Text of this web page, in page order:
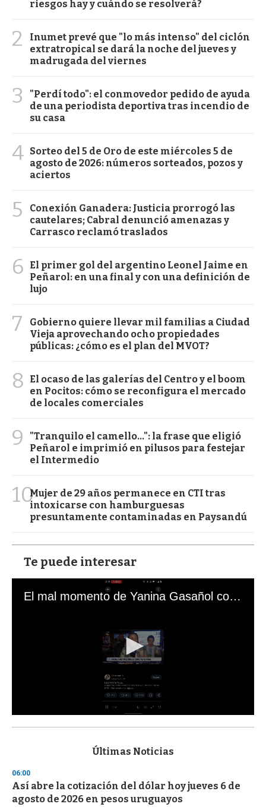
riesgos hay y cuándo se resolverá?
2
Inumet prevé que "lo más intenso" del ciclón
extratropical se dará la noche del jueves y
madrugada del viernes
3
"Perdí todo": el conmovedor pedido de ayuda
de una periodista deportiva tras incendio de
su casa
4 Sorteo del 5 de Oro de este miércoles 5 de
agosto de 2026: números sorteados, pozos y
aciertos
5
Conexión Ganadera: Justicia prorrogó las
cautelares; Cabral denunció amenazas y
Carrasco reclamó traslados
6
El primer gol del argentino Leonel Jaime en
Peñarol: en una final y con una definición de
lujo
7
Gobierno quiere llevar mil familias a Ciudad
Vieja aprovechando ocho propiedades
públicas: ¿cómo es el plan del MVOT?
8
El ocaso de las galerías del Centro y el boom
en Pocitos: cómo se reconfigura el mercado
de locales comerciales
9
"Tranquilo el camello...": la frase que eligió
Peñarol e imprimió en pilusos para festejar
el Intermedio
10Mujer de 29 años permanece en CTI tras
intoxicarse con hamburguesas
presuntamente contaminadas en Paysandú
Te puede interesar
El mal momento de Yanina Gasañol con un hincha argentino en "Subrayado"
s
d
s
o
f
Últimas Noticias
06:00
Así abre la cotización del dólar hoy jueves 6 de
agosto de 2026 en pesos uruguayos